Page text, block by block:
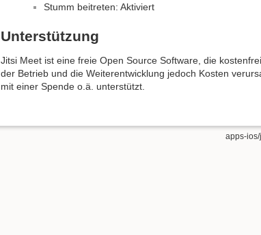
Stumm beitreten: Aktiviert
Unterstützung
Jitsi Meet ist eine freie Open Source Software, die
der Betrieb und die Weiterentwicklung jedoch Kosten
mit einer Spende o.ä. unterstützt.
apps-